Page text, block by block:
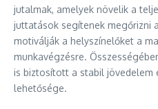
jutalmak, amelyek növelik a
juttatások segítenek megőrizni
motiválják a helyszínelőket a
munkavégzésre.
is biztosított a stabil jövedelem
lehetősége.